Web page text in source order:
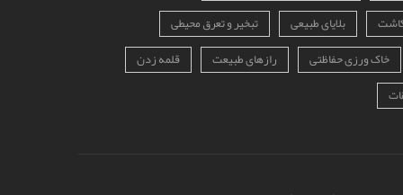
بلایای طبیعی
تبخیر و تعرق محیطی
خاک ورزی حفاظتی
رازهای طبیعت
قلمه زدن